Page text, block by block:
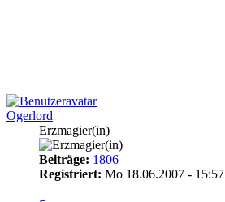
Ogerlord
Erzmagier(in)
Beiträge: 1806
Registriert: Mo 18.06.2007 - 15:57